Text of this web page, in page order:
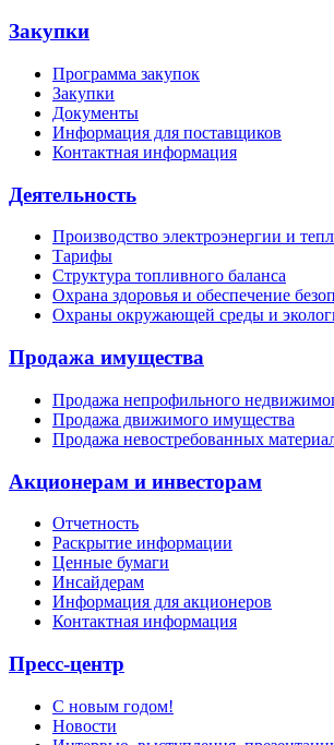
Закупки
Программа закупок
Закупки
Документы
Информация для поставщиков
Контактная информация
Деятельность
Производство электроэнергии и
Тарифы
Структура топливного баланса
Охрана здоровья и обеспечение
Охраны окружающей среды и
Продажа имущества
Продажа непрофильного
Продажа движимого имущества
Продажа невостребованных
Акционерам и инвесторам
Отчетность
Раскрытие информации
Ценные бумаги
Инсайдерам
Информация для акционеров
Контактная информация
Пресс-центр
С новым годом!
Новости